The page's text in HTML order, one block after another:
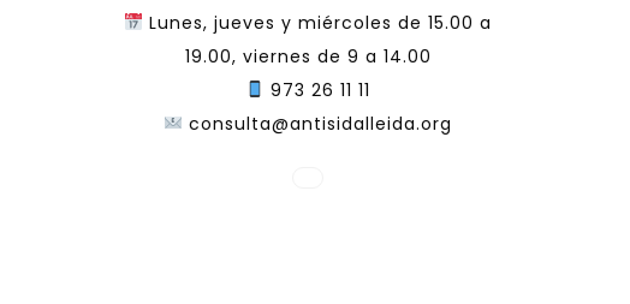
Lunes, jueves y miércoles de 15.00 a
19.00, viernes de 9 a 14.00
973 26 11 11
consulta@antisidalleida.org